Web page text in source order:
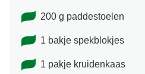
200 g paddestoelen
1 bakje spekblokjes
1 pakje kruidenkaas